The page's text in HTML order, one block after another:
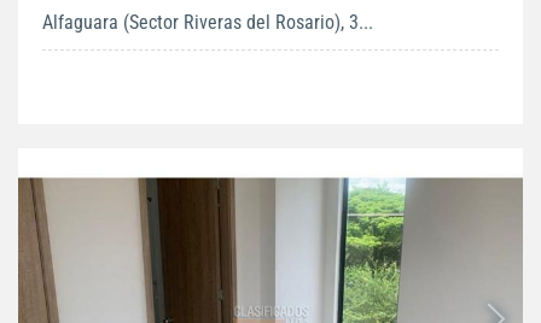
Alfaguara (Sector Riveras del Rosario), 3...